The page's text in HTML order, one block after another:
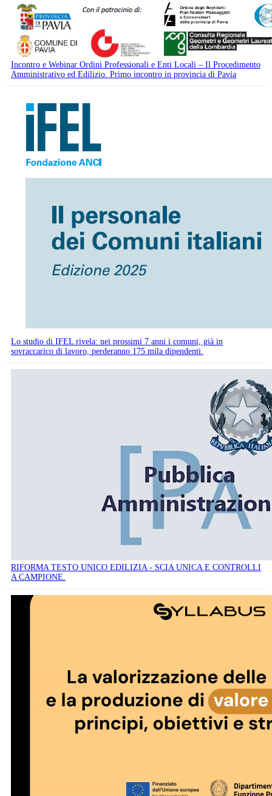
Incontro e Webinar Ordini Professionali e Enti Locali – Il Procedimento
Amministrativo ed Edilizio. Primo incontro in provincia di Pavia
Lo studio di IFEL rivela: nei prossimi 7 anni i comuni, già in
sovraccarico di lavoro, perderanno 175 mila dipendenti.
RIFORMA TESTO UNICO EDILIZIA - SCIA UNICA E CONTROLLI
A CAMPIONE.